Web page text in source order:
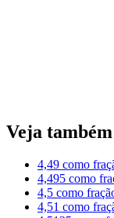
Veja também
4,49 como
4,495 como
4,5 como
4,51 como